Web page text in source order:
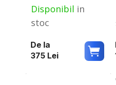
Disponibil in
stoc
De la
375 Lei